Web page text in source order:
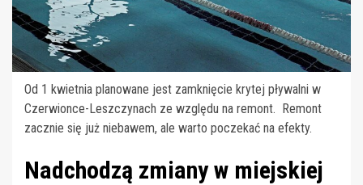
Od 1 kwietnia planowane jest zamknięcie krytej pływalni w
Czerwionce-Leszczynach ze względu na remont. Remont
zacznie się już niebawem, ale warto poczekać na efekty.
Nadchodzą zmiany w miejskiej